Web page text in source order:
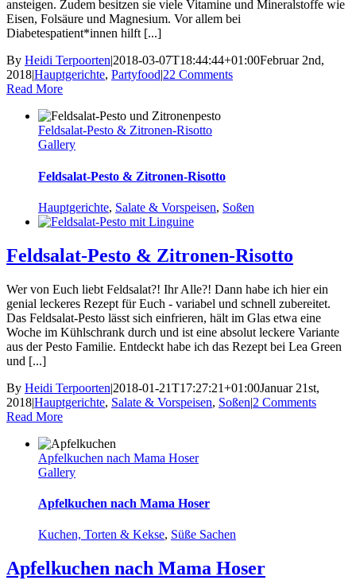
ansteigen. Zudem besitzen sie viele Vitamine und Mineralstoffe wie
Eisen, Folsäure und Magnesium. Vor allem bei
Diabetespatient*innen hilft [...]
By Heidi Terpoorten|2018-03-07T18:44:44+01:00Februar 2nd,
2018|Hauptgerichte, Partyfood|22 Comments
Read More
Feldsalat-Pesto & Zitronen-Risotto
Gallery
Feldsalat-Pesto & Zitronen-Risotto
Hauptgerichte, Salate & Vorspeisen, Soßen
Feldsalat-Pesto & Zitronen-Risotto
Wer von Euch liebt Feldsalat?! Ihr Alle?! Dann habe ich hier ein
genial leckeres Rezept für Euch - variabel und schnell zubereitet.
Das Feldsalat-Pesto lässt sich einfrieren, hält im Glas etwa eine
Woche im Kühlschrank durch und ist eine absolut leckere Variante
aus der Pesto Familie. Entdeckt habe ich das Rezept bei Lea Green
und [...]
By Heidi Terpoorten|2018-01-21T17:27:21+01:00Januar 21st,
2018|Hauptgerichte, Salate & Vorspeisen, Soßen|2 Comments
Read More
Apfelkuchen nach Mama Hoser
Gallery
Apfelkuchen nach Mama Hoser
Kuchen, Torten & Kekse, Süße Sachen
Apfelkuchen nach Mama Hoser